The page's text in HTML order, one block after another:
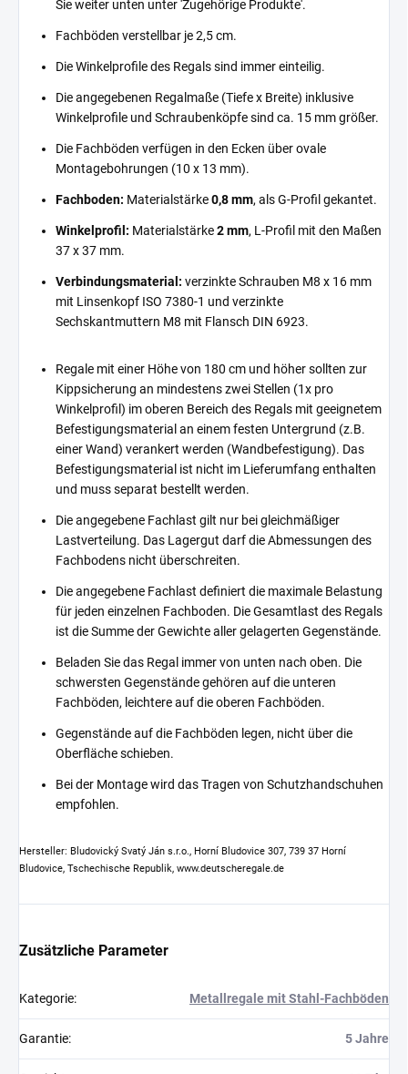
Sie weiter unten unter 'Zugehörige Produkte'.
Fachböden verstellbar je 2,5 cm.
Die Winkelprofile des Regals sind immer einteilig.
Die angegebenen Regalmaße (Tiefe x Breite) inklusive
Winkelprofile und Schraubenköpfe sind ca. 15 mm größer.
Die Fachböden verfügen in den Ecken über ovale
Montagebohrungen (10 x 13 mm).
Fachboden: Materialstärke0,8 mm, als G-Profil gekantet.
Winkelprofil: Materialstärke2 mm, L-Profil mit den Maßen
37 x 37 mm.
Verbindungsmaterial: verzinkte Schrauben M8 x 16 mm
mit Linsenkopf ISO 7380-1 und verzinkte
Sechskantmuttern M8 mit Flansch DIN 6923.
Regale mit einer Höhe von 180 cm und höher sollten zur
Kippsicherung an mindestens zwei Stellen (1x pro
Winkelprofil) im oberen Bereich des Regals mit geeignetem
Befestigungsmaterial an einem festen Untergrund (z.B.
einer Wand) verankert werden (Wandbefestigung). Das
Befestigungsmaterial ist nicht im Lieferumfang enthalten
und muss separat bestellt werden.
Die angegebene Fachlast gilt nur bei gleichmäßiger
Lastverteilung. Das Lagergut darf die Abmessungen des
Fachbodens nicht überschreiten.
Die angegebene Fachlast definiert die maximale Belastung
für jeden einzelnen Fachboden. Die Gesamtlast des Regals
ist die Summe der Gewichte aller gelagerten Gegenstände.
Beladen Sie das Regal immer von unten nach oben. Die
schwersten Gegenstände gehören auf die unteren
Fachböden, leichtere auf die oberen Fachböden.
Gegenstände auf die Fachböden legen, nicht über die
Oberfläche schieben.
Bei der Montage wird das Tragen von Schutzhandschuhen
empfohlen.
Hersteller: Bludovický Svatý Ján s.r.o., Horní Bludovice 307, 739 37 Horní
Bludovice, Tschechische Republik, www.deutscheregale.de
Zusätzliche Parameter
Kategorie: Metallregale mit Stahl-Fachböden
Garantie: 5 Jahre